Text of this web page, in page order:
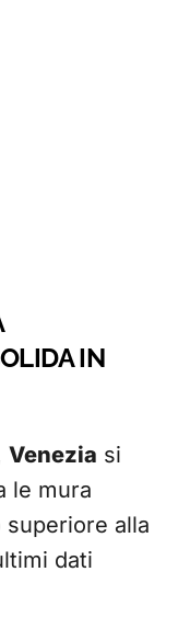
IN
Venezia si
le mura
alla
dati